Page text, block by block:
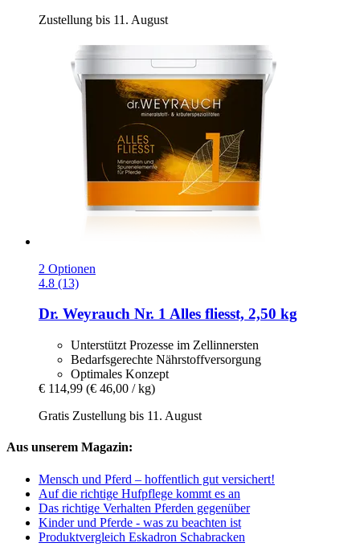
Zustellung bis 11. August
2 Optionen
4.8 (13)
Dr. Weyrauch Nr. 1 Alles fliesst, 2,50 kg
Unterstützt Prozesse im Zellinnersten
Bedarfsgerechte Nährstoffversorgung
Optimales Konzept
€ 114,99 (€ 46,00 / kg)
Gratis Zustellung bis 11. August
Aus unserem Magazin:
Mensch und Pferd – hoffentlich gut versichert!
Auf die richtige Hufpflege kommt es an
Das richtige Verhalten Pferden gegenüber
Kinder und Pferde - was zu beachten ist
Produktvergleich Eskadron Schabracken